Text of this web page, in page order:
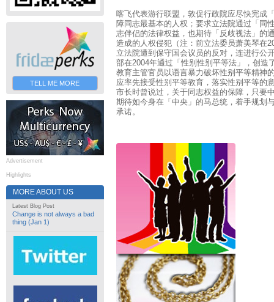
TELL ME MORE
Advertisement
Highlights
MORE ABOUT US
Latest Blog Post
Change is not always a bad
thing (Jan 1)
喀飞代表游行联盟，敦促行政院应尽快完成
障同志最基本的人权；要求立法院通过「同
志伴侣的法律权益，也期待「反歧视法」的
造成的人权侵犯（注：前立法委员萧美琴在
立法院遭到保守国会议员的反对，连进行公
部在2004年通过「性别性别平等法」，创造
教育主管官员以语言暴力破坏性别平等精神
应率先接受性别平等教育，落实性别平等的
市长时曾说过，关于同志权益的保障，只要
期待如今身在「中央」的马总统，着手规划
承诺。